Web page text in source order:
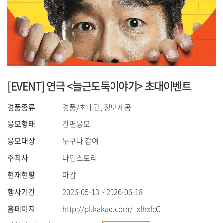
[EVENT] 연극 <늘근도둑이야기> 초대이벤트
경품종류
경품/초대권, 정보제공
응모형태
간편응모
응모대상
누구나 참여
주최사
나인스토리
현재현황
마감
행사기간
2026-05-13 ~ 2026-06-18
홈페이지
http://pf.kakao.com/_xfhxfcC